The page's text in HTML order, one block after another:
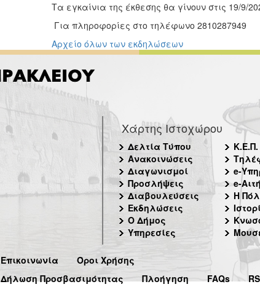
Τα εγκαίνια της έκθεσης θα γίνουν στις 19/9/
Για πληροφορίες στο τηλέφωνο 2810287949
Αρχείο όλων των εκδηλώσεων
Χάρτης Ιστοχώρου
Δελτία Τύπου
Ανακοινώσεις
Διαγωνισμοί
Προσλήψεις
Διαβουλεύσεις
Εκδηλώσεις
Ο Δήμος
Υπηρεσίες
Κ.Ε.Π.
e-
e-
Η
Επικοινωνία
Όροι Χρήσης
Δήλωση Προσβασιμότητας
Πλοήγηση FAQs